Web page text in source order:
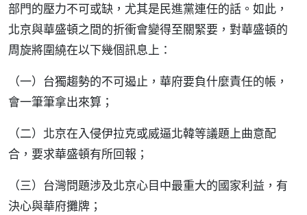
部門的壓力不可或缺，尤其是民進黨連任的話。如此，
北京與華盛頓之間的折衝會變得至關緊要，對華盛頓的
周旋將圍繞在以下幾個訊息上：
（一）台獨趨勢的不可遏止，華府要負什麼責任的帳，
會一筆筆拿出來算；
（二）北京在入侵伊拉克或威逼北韓等議題上曲意配
合，要求華盛頓有所回報；
（三）台灣問題涉及北京心目中最重大的國家利益，有
決心與華府攤牌；